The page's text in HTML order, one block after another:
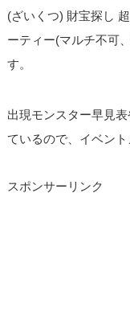
(ざいくつ) 財宝探し
ーティー(マルチ不可
す。
出現モンスター早見
ているので、イベン
スポンサーリンク